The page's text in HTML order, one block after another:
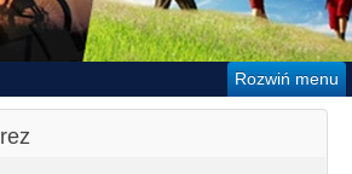
Rozwiń menu